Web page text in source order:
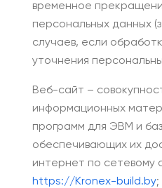
временное
персональных данных
случаев, если
уточнения
Веб-сайт –
информационных
программ для ЭВМ и
обеспечивающих их
интернет по сетевому
https://Kronex-build.by;